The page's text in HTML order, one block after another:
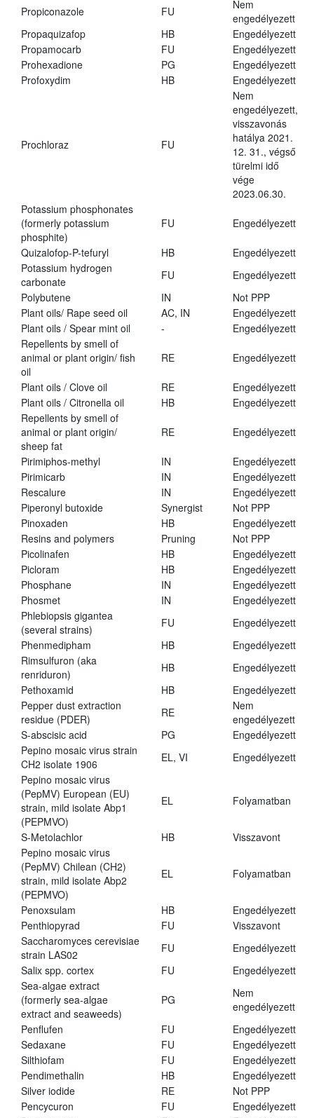
Propiconazole FU
Nem
engedélyezett
Propaquizafop
HB
Engedélyezett
Propamocarb
FU
Engedélyezett
Prohexadione
PG
Engedélyezett
Profoxydim
HB Engedélyezett
Prochloraz FU
Nem
engedélyezett,
visszavonás
hatálya 2021.
12. 31., végső
türelmi idő
vége
2023.06.30.
Potassium phosphonates
(formerly potassium
phosphite)
FU Engedélyezett
Quizalofop-P-tefuryl HB
Engedélyezett
Potassium hydrogen
carbonate
FU
Engedélyezett
Polybutene
IN
Not PPP
Plant oils/ Rape seed oil
AC, IN
Engedélyezett
Plant oils / Spear mint oil
-
Engedélyezett
Repellents by smell of
animal or plant origin/ fish
oil
RE Engedélyezett
Plant oils / Clove oil RE
Engedélyezett
Plant oils / Citronella oil
HB
Engedélyezett
Repellents by smell of
animal or plant origin/
sheep fat
RE Engedélyezett
Pirimiphos-methyl IN
Engedélyezett
Pirimicarb
IN
Engedélyezett
Rescalure
IN
Engedélyezett
Piperonyl butoxide
Synergist
Not PPP
Pinoxaden
HB
Engedélyezett
Resins and polymers
Pruning
Not PPP
Picolinafen
HB
Engedélyezett
Picloram
HB
Engedélyezett
Phosphane
IN
Engedélyezett
Phosmet
IN
Engedélyezett
Phlebiopsis gigantea
(several strains)
FU
Engedélyezett
Phenmedipham
HB
Engedélyezett
Rimsulfuron (aka
renriduron)
HB
Engedélyezett
Pethoxamid
HB
Engedélyezett
Pepper dust extraction
residue (PDER)
RE
Nem
engedélyezett
S-abscisic acid
PG
Engedélyezett
Pepino mosaic virus strain
CH2 isolate 1906
EL, VI
Engedélyezett
Pepino mosaic virus
(PepMV) European (EU)
strain, mild isolate Abp1
(PEPMVO)
EL Folyamatban
S-Metolachlor HB
Visszavont
Pepino mosaic virus
(PepMV) Chilean (CH2)
strain, mild isolate Abp2
(PEPMVO)
EL Folyamatban
Penoxsulam HB
Engedélyezett
Penthiopyrad
FU
Visszavont
Saccharomyces cerevisiae
strain LAS02
FU
Engedélyezett
Salix spp. cortex
FU
Engedélyezett
Sea-algae extract
(formerly sea-algae
extract and seaweeds)
PG
Nem
engedélyezett
Penflufen
FU
Engedélyezett
Sedaxane
FU
Engedélyezett
Silthiofam
FU
Engedélyezett
Pendimethalin
HB
Engedélyezett
Silver iodide
RE
Not PPP
Pencycuron
FU
Engedélyezett